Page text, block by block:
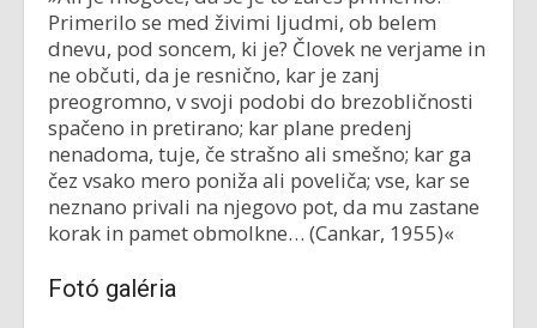
Primerilo se med živimi ljudmi, ob belem
dnevu, pod soncem, ki je? Človek ne verjame in
ne občuti, da je resnično, kar je zanj
preogromno, v svoji podobi do brezobličnosti
spačeno in pretirano; kar plane predenj
nenadoma, tuje, če strašno ali smešno; kar ga
čez vsako mero poniža ali poveliča; vse, kar se
neznano privali na njegovo pot, da mu zastane
korak in pamet obmolkne… (Cankar, 1955)«
Fotó galéria